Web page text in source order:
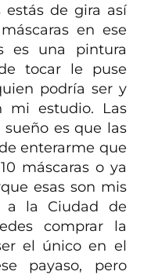
de gira así
en ese
es una pintura
tocar le puse
podría ser y
mi estudio. Las
es que las
enterarme que
máscaras o ya
esas son mis
a la Ciudad de
comprar la
el único en el
payaso, pero